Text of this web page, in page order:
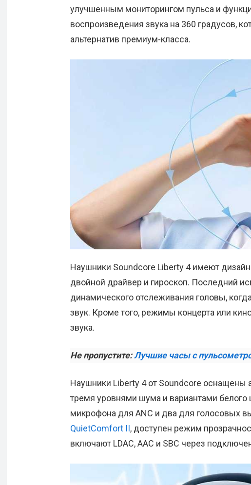
улучшенным мониторингом пульса и
воспроизведения звука на 360 градусов,
альтернатив премиум-класса.
Наушники Soundcore Liberty 4 имеют
двойной драйвер и гироскоп. Последний
динамического отслеживания головы,
звук. Кроме того, режимы концерта или
звука.
Не пропустите:Лучшие часы с
Наушники Liberty 4 от Soundcore
тремя уровнями шума и вариантами
микрофона для ANC и два для голосовых
QuietComfort II, доступен режим
включают LDAC, AAC и SBC через